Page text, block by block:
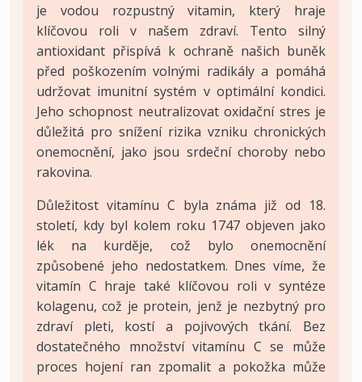
je vodou rozpustný vitamin, který hraje
klíčovou roli v našem zdraví. Tento silný
antioxidant přispívá k ochraně našich buněk
před poškozením volnými radikály a pomáhá
udržovat imunitní systém v optimální kondici.
Jeho schopnost neutralizovat oxidační stres je
důležitá pro snížení rizika vzniku chronických
onemocnění, jako jsou srdeční choroby nebo
rakovina.
Důležitost vitamínu C byla známa již od 18.
století, kdy byl kolem roku 1747 objeven jako
lék na kurděje, což bylo onemocnění
způsobené jeho nedostatkem. Dnes víme, že
vitamín C hraje také klíčovou roli v syntéze
kolagenu, což je protein, jenž je nezbytný pro
zdraví pleti, kostí a pojivových tkání. Bez
dostatečného množství vitamínu C se může
proces hojení ran zpomalit a pokožka může